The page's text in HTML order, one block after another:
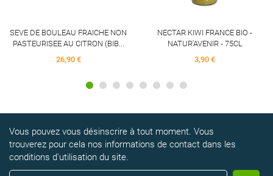
SEVE DE BOULEAU FRAICHE NON
PASTEURISEE AU CITRON (BIB...
26,90 €
NECTAR KIWI FRANCE BIO -
NATUR'AVENIR - 75CL
3,90 €
Vous pouvez vous désinscrire à tout moment. Vous
trouverez pour cela nos informations de contact dans les
conditions d'utilisation du site.